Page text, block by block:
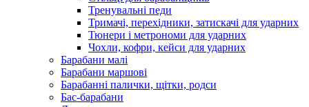
Тренувальні педи
Тримачі, перехідники, затискачі для ударних
Тюнери і метрономи для ударних
Чохли, кофри, кейси для ударних
Барабани малі
Барабани маршові
Барабанні палички, щітки, родси
Бас-барабани